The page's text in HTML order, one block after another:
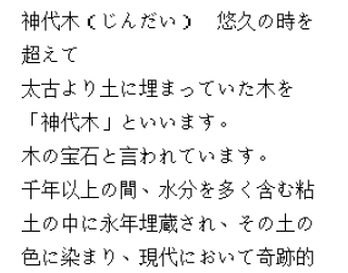
神代木（じんだい） 悠久の時を
超えて
太古より土に埋まっていた木を
「神代木」といいます。
木の宝石と言われています。
千年以上の間、水分を多く含む粘
土の中に永年埋蔵され、その土の
色に染まり、現代において奇跡的